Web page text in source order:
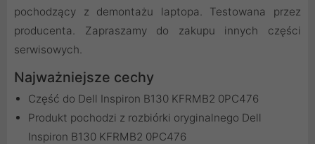
pochodzący z demontażu laptopa. Testowana przez
producenta. Zapraszamy do zakupu innych części
serwisowych.
Najważniejsze cechy
Część do Dell Inspiron B130 KFRMB2 0PC476
Produkt pochodzi z rozbiórki oryginalnego Dell
Inspiron B130 KFRMB2 0PC476